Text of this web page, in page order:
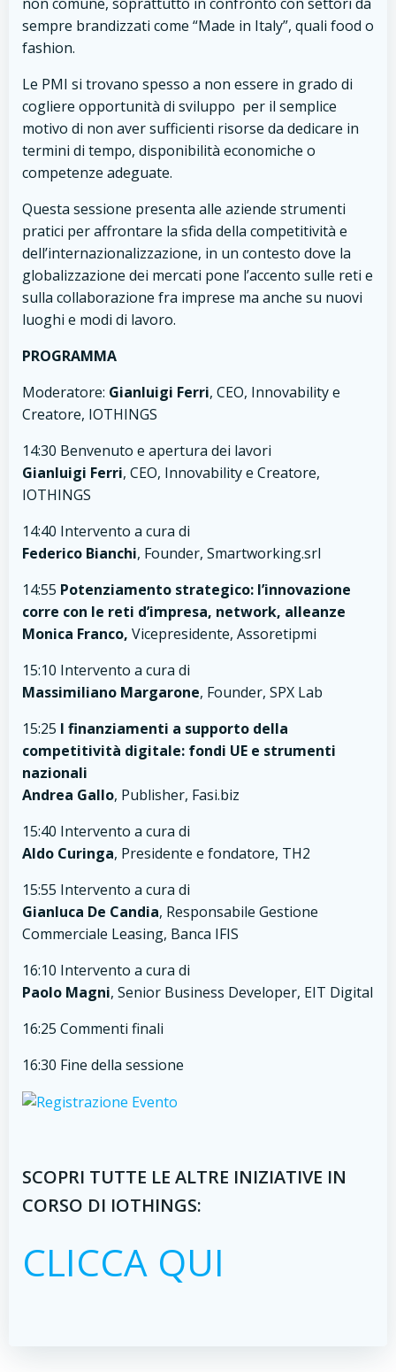
sempre brandizzati come “Made in Italy”, quali food o
fashion.
Le PMI si trovano spesso a non essere in grado di
cogliere opportunità di sviluppo per il semplice
motivo di non aver sufficienti risorse da dedicare in
termini di tempo, disponibilità economiche o
competenze adeguate.
Questa sessione presenta alle aziende strumenti
pratici per affrontare la sfida della competitività e
dell’internazionalizzazione, in un contesto dove la
globalizzazione dei mercati pone l’accento sulle reti e
sulla collaborazione fra imprese ma anche su nuovi
luoghi e modi di lavoro.
PROGRAMMA
Moderatore: Gianluigi Ferri, CEO, Innovability e
Creatore, IOTHINGS
14:30 Benvenuto e apertura dei lavori
Gianluigi Ferri, CEO, Innovability e Creatore,
IOTHINGS
14:40 Intervento a cura di
Federico Bianchi, Founder, Smartworking.srl
14:55 Potenziamento strategico: l’innovazione
corre con le reti d’impresa, network, alleanze
Monica Franco, Vicepresidente, Assoretipmi
15:10 Intervento a cura di
Massimiliano Margarone, Founder, SPX Lab
15:25 I finanziamenti a supporto della
competitività digitale: fondi UE e strumenti
nazionali
Andrea Gallo, Publisher, Fasi.biz
15:40 Intervento a cura di
Aldo Curinga, Presidente e fondatore, TH2
15:55 Intervento a cura di
Gianluca De Candia, Responsabile Gestione
Commerciale Leasing, Banca IFIS
16:10 Intervento a cura di
Paolo Magni, Senior Business Developer, EIT Digital
16:25 Commenti finali
16:30 Fine della sessione
SCOPRI TUTTE LE ALTRE INIZIATIVE IN
CORSO DI IOTHINGS:
CLICCA QUI